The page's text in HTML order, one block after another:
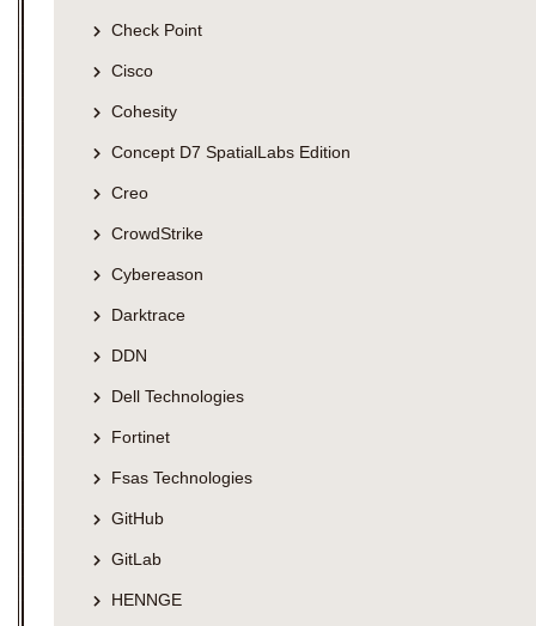
Check Point
Cisco
Cohesity
Concept D7 SpatialLabs Edition
Creo
CrowdStrike
Cybereason
Darktrace
DDN
Dell Technologies
Fortinet
Fsas Technologies
GitHub
GitLab
HENNGE